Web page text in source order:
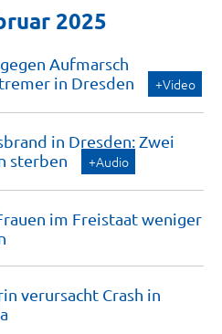
2025
Aufmarsch
in Dresden +Video
in Dresden: Zwei
sterben +Audio
im Freistaat weniger
verursacht Crash in